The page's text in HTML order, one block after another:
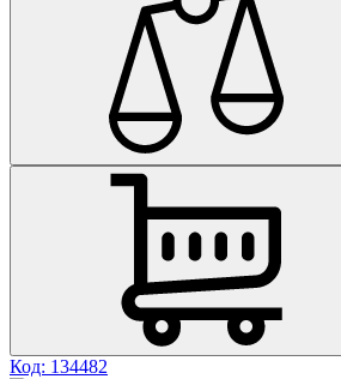
Код: 134482